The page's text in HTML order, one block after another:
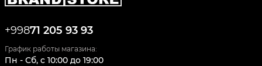
+99871 205 93 93
График работы магазина:
Пн - Сб, c 10:00 до 19:00